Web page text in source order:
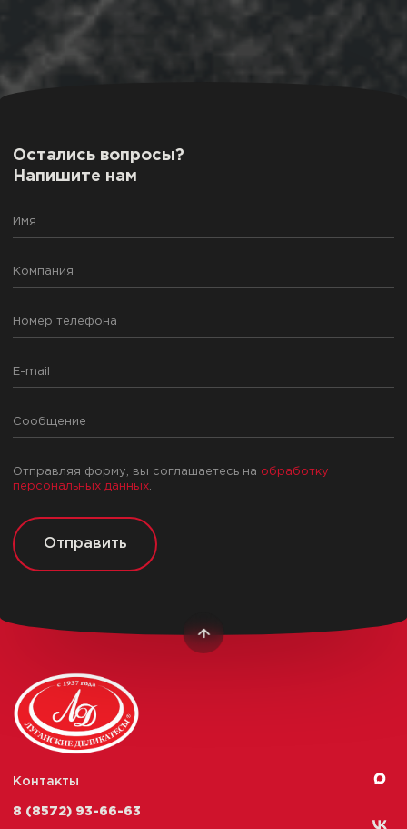
Остались вопросы?
Напишите нам
Отправляя форму, вы соглашаетесь на обработку
персональных данных
Отправить
Контакты
8 (8572) 93-66-63